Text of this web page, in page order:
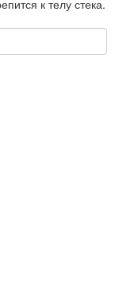
к телу стека.